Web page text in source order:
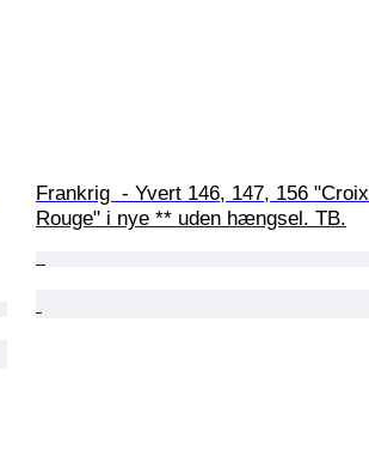
Frankrig  - Yvert 146, 147, 156 "Croix
Rouge" i nye ** uden hængsel. TB.